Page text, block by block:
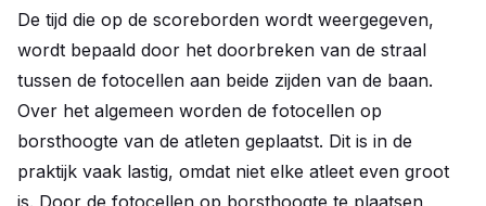
De tijd die op de scoreborden wordt weergegeven,
wordt bepaald door het doorbreken van de straal
tussen de fotocellen aan beide zijden van de baan.
Over het algemeen worden de fotocellen op
borsthoogte van de atleten geplaatst. Dit is in de
praktijk vaak lastig, omdat niet elke atleet even groot
is. Door de fotocellen op borsthoogte te plaatsen